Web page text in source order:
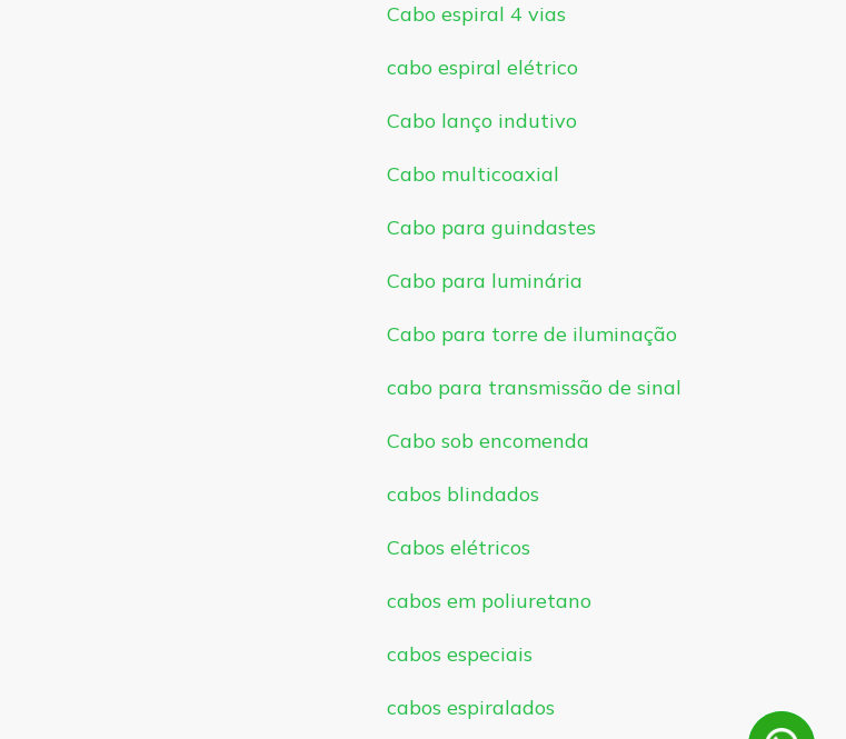
Cabo espiral 4 vias
cabo espiral elétrico
Cabo lanço indutivo
Cabo multicoaxial
Cabo para guindastes
Cabo para luminária
Cabo para torre de iluminação
cabo para transmissão de sinal
Cabo sob encomenda
cabos blindados
Cabos elétricos
cabos em poliuretano
cabos especiais
cabos espiralados